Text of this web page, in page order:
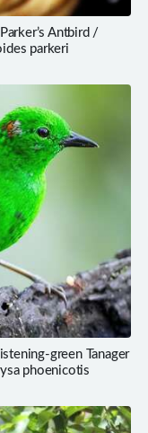
Antbird /
parkeri
green Tanager
phoenicotis